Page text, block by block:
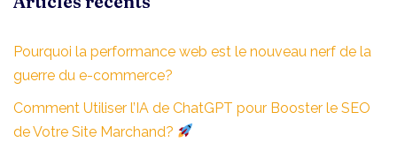
Pourquoi la performance web est le nouveau nerf de la
guerre du e-commerce?
Comment Utiliser l’IA de ChatGPT pour Booster le SEO
de Votre Site Marchand?